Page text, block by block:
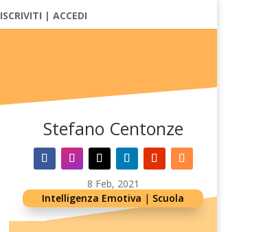
ISCRIVITI | ACCEDI
Stefano Centonze
8 Feb, 2021
Intelligenza Emotiva | Scuola